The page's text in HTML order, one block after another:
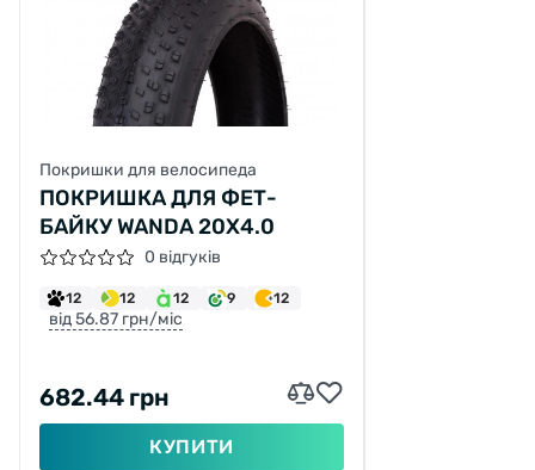
Покришки для велосипеда
ПОКРИШКА ДЛЯ ФЕТ-
БАЙКУ WANDA 20X4.0
0 відгуків
12 12 12 9 12
від 56.87 грн/міс
682.44 грн
КУПИТИ